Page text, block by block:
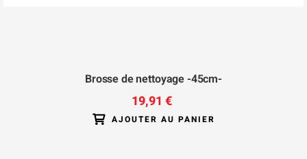
Brosse de nettoyage -45cm-
19,91 €
AJOUTER AU PANIER